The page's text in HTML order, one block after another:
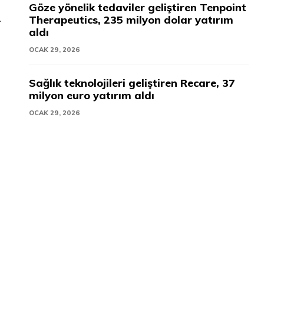
Göze yönelik tedaviler geliştiren Tenpoint
Therapeutics, 235 milyon dolar yatırım
aldı
OCAK 29, 2026
Sağlık teknolojileri geliştiren Recare, 37
milyon euro yatırım aldı
OCAK 29, 2026